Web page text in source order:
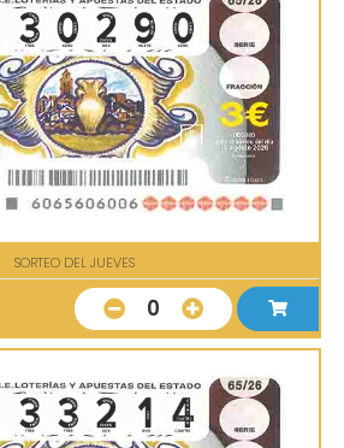
SORTEO DEL JUEVES
0